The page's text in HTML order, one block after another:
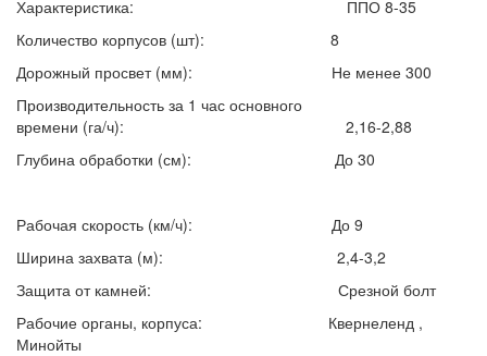
Характеристика: ППО 8-35
Количество корпусов (шт): 8
Дорожный просвет (мм): Не менее 300
Производительность за 1 час основного
времени (га/ч): 2,16-2,88
Глубина обработки (см): До 30
Рабочая скорость (км/ч): До 9
Ширина захвата (м): 2,4-3,2
Защита от камней: Срезной болт
Рабочие органы, корпуса: Квернеленд ,
Минойты